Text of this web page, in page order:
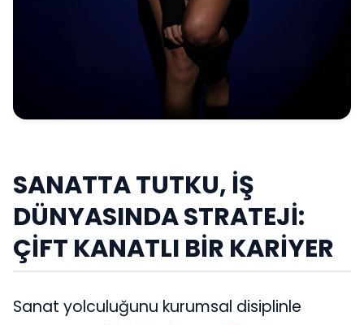
SANATTA TUTKU, İŞ
DÜNYASINDA STRATEJİ:
ÇİFT KANATLI BİR KARİYER
Sanat yolculuğunu kurumsal disiplinle